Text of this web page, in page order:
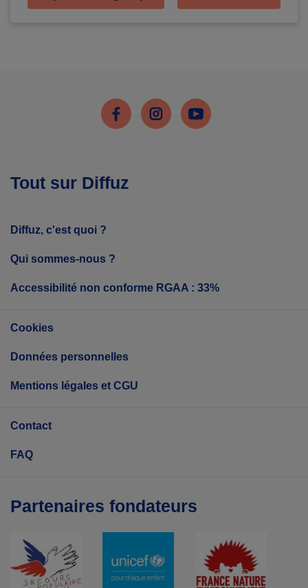
FacebookInstagramYoutube
Tout sur Diffuz
Diffuz, c'est quoi ?
Qui sommes-nous ?
Accessibilité non conforme RGAA : 33%
Cookies
Données personnelles
Mentions légales et CGU
Contact
FAQ
Partenaires fondateurs